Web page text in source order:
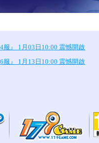
服』 1月03日10:00 震憾開啟
服』 1月13日10:00 震憾開啟